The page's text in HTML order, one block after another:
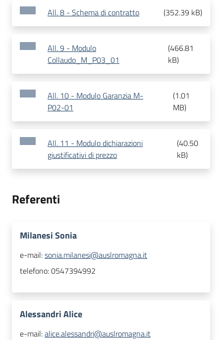
All. 8 - Schema di contratto (352.39 kB)
All. 9 - Modulo
Collaudo_M_P03_01
(466.81
kB)
All. 10 - Modulo Garanzia M-
P02-01
(1.01
MB)
All. 11 - Modulo dichiarazioni
giustificativi di prezzo
(40.50
kB)
Referenti
Milanesi Sonia
e-mail:sonia.milanesi@auslromagna.it
telefono:0547394992
Alessandri Alice
e-mail:alice.alessandri@auslromagna.it